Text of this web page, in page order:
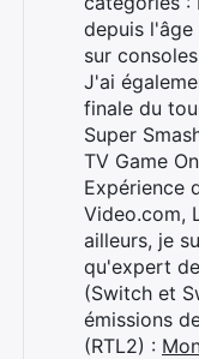
depuis
sur
J'ai
finale du
Super
TV Game
Expérience
Video.com,
ailleurs, je
qu'expert
(Switch et
émissions
(RTL2) :